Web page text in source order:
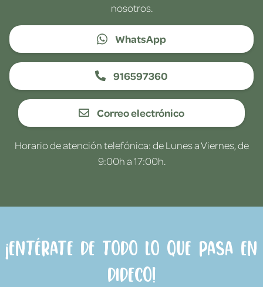
nosotros.
WhatsApp
916597360
Correo electrónico
Horario de atención telefónica: de Lunes a Viernes, de
9:00h a 17:00h.
¡Entérate de todo lo que pasa en
Dideco!